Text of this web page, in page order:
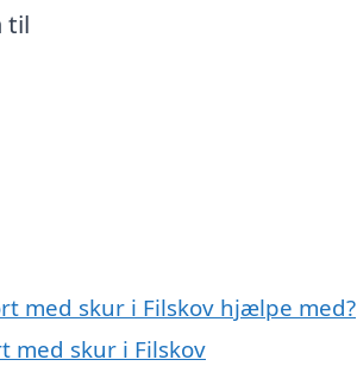
til
med skur i Filskov hjælpe med?
skur i Filskov